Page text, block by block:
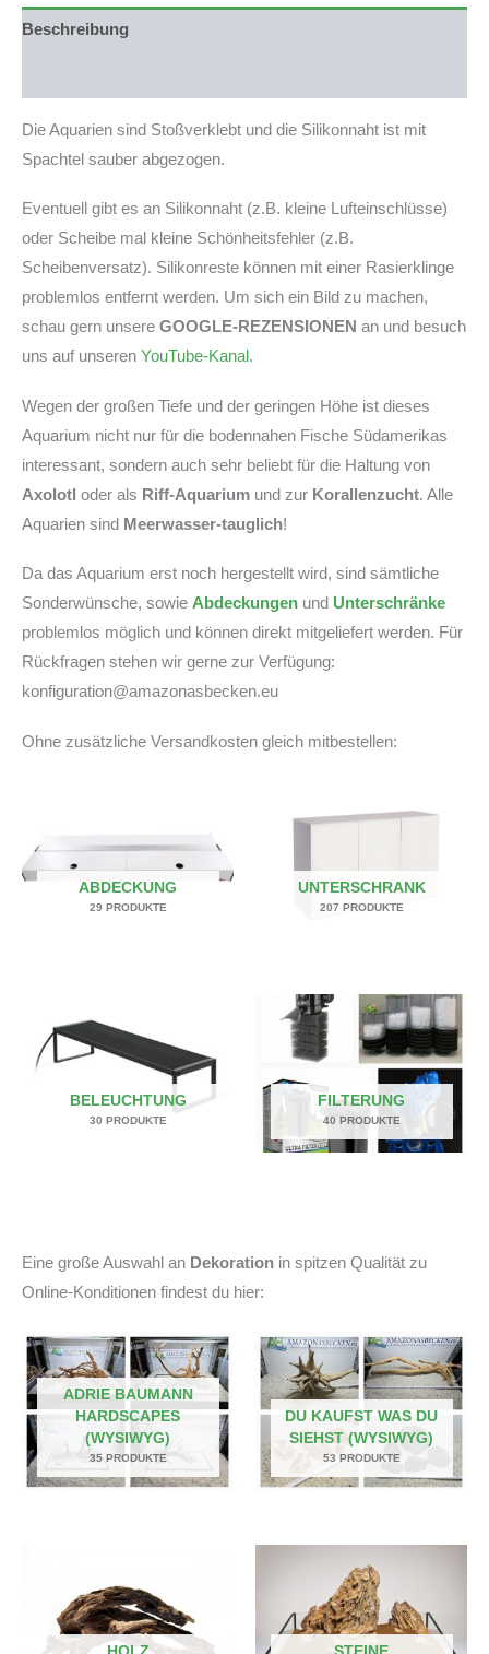
Lager)
Beschreibung
Die Aquarien sind Stoßverklebt und die Silikonnaht ist mit
Spachtel sauber abgezogen.
Eventuell gibt es an Silikonnaht (z.B. kleine Lufteinschlüsse)
oder Scheibe mal kleine Schönheitsfehler (z.B.
Scheibenversatz). Silikonreste können mit einer Rasierklinge
problemlos entfernt werden. Um sich ein Bild zu machen,
schau gern unsere GOOGLE-REZENSIONEN an und besuch
uns auf unseren YouTube-Kanal.
Wegen der großen Tiefe und der geringen Höhe ist dieses
Aquarium nicht nur für die bodennahen Fische Südamerikas
interessant, sondern auch sehr beliebt für die Haltung von
Axolotl oder als Riff-Aquarium und zur Korallenzucht. Alle
Aquarien sind Meerwasser-tauglich!
Da das Aquarium erst noch hergestellt wird, sind sämtliche
Sonderwünsche, sowie Abdeckungen und Unterschränke
problemlos möglich und können direkt mitgeliefert werden. Für
Rückfragen stehen wir gerne zur Verfügung:
konfiguration@amazonasbecken.eu
Ohne zusätzliche Versandkosten gleich mitbestellen:
ABDECKUNG
29 PRODUKTE
UNTERSCHRANK
207 PRODUKTE
BELEUCHTUNG
30 PRODUKTE
FILTERUNG
40 PRODUKTE
Eine große Auswahl an Dekoration in spitzen Qualität zu
Online-Konditionen findest du hier:
ADRIE BAUMANN
HARDSCAPES
(WYSIWYG)
35 PRODUKTE
DU KAUFST WAS DU
SIEHST (WYSIWYG)
53 PRODUKTE